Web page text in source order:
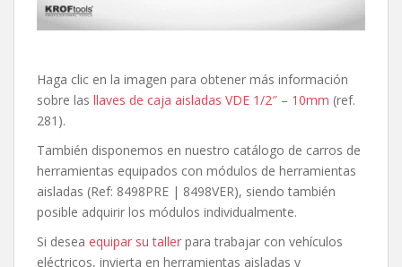
Haga clic en la imagen para obtener más información
sobre las llaves de caja aisladas VDE 1/2″ – 10mm (ref.
281).
También disponemos en nuestro catálogo de carros de
herramientas equipados con módulos de herramientas
aisladas (Ref: 8498PRE | 8498VER), siendo también
posible adquirir los módulos individualmente.
Si desea equipar su taller para trabajar con vehículos
eléctricos, invierta en herramientas aisladas y